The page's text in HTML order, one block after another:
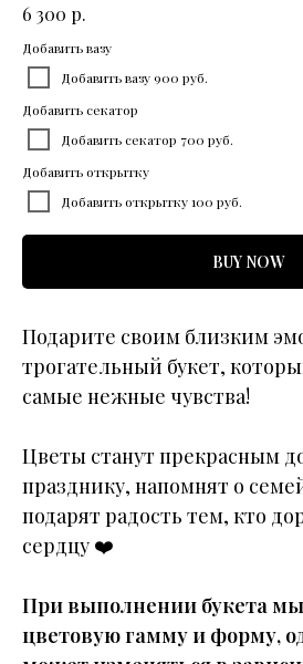
6 300 р.
Добавить вазу
Добавить вазу 900 руб.
Добавить секатор
Добавить секатор 700 руб.
Добавить открытку
Добавить открытку 100 руб.
BUY NOW
Подарите своим близким
трогательный букет,
самые нежные чувства!
Цветы станут прекрасным
празднику, напомнят о
подарят радость тем, кто
сердцу ❤️
При выполнении букета
цветовую гамму и форму,